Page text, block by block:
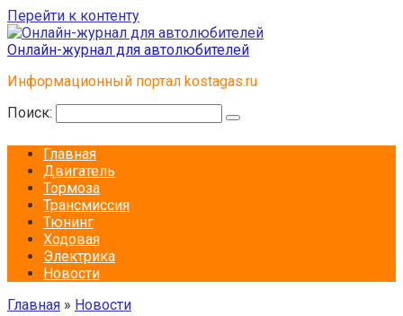
Перейти к контенту
Онлайн-журнал для автолюбителей
Информационный портал kostagas.ru
Поиск:
Главная
Двигатель
Тормоза
Трансмиссия
Тюнинг
Ходовая
Электрика
Новости
Главная » Новости